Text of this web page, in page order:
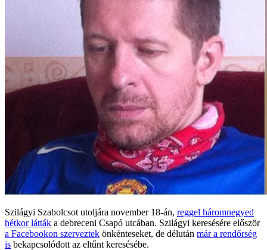
Szilágyi Szabolcsot utoljára november 18-án, reggel háromnegyed
hétkor látták a debreceni Csapó utcában. Szilágyi keresésére először
a Facebookon szerveztek önkénteseket, de délután már a rendőrség
is bekapcsolódott az eltűnt keresésébe.